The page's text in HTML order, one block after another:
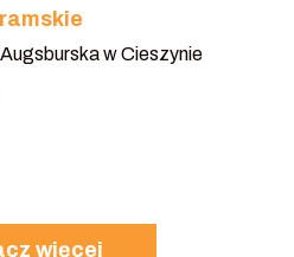
w Cieszynie
więcej